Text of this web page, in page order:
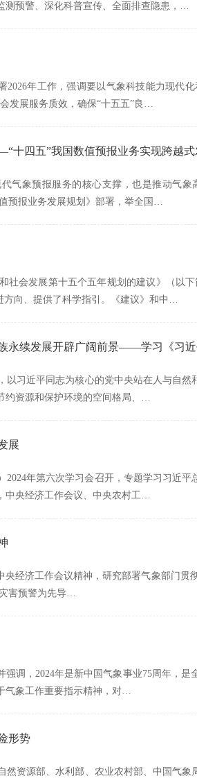
测预警、深化科普宣传、全面排查隐患，…
2026年工作，强调要以气象科技能力现代
发展服务质效，确保“十五五”良…
十四五”我国数值预报业务实现跨越
气象预报服务的核心支撑，也是推动气
预报业务发展规划》部署，举全国…
社会发展第十五个五年规划的建议》（以
方向、提供了科学指引。《建议》和中…
永续发展开辟广阔前景——学习《习
习近平同志为核心的党中央站在人与自
约资源和保护环境的空间格局、…
展
2024年第六次学习会召开，专题学习习近
中央经济工作会议、中央农村工…
经济工作会议精神，研究部署气象部门贯
害预警为先导…
调，2024年是新中国气象事业75周年，是
气象工作重要指示精神，对…
形势
资源部、水利部、农业农村部、中国气